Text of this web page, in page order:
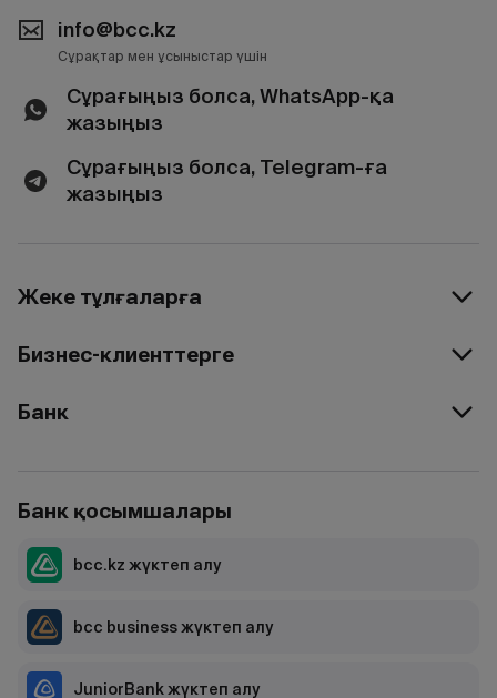
info@bcc.kz
Сұрақтар мен ұсыныстар үшін
Сұрағыңыз болса, WhatsApp-қа
жазыңыз
Сұрағыңыз болса, Telegram-ға
жазыңыз
Жеке тұлғаларға
Бизнес-клиенттерге
Банк
Банк қосымшалары
bcc.kz жүктеп алу
bcc business жүктеп алу
JuniorBank жүктеп алу